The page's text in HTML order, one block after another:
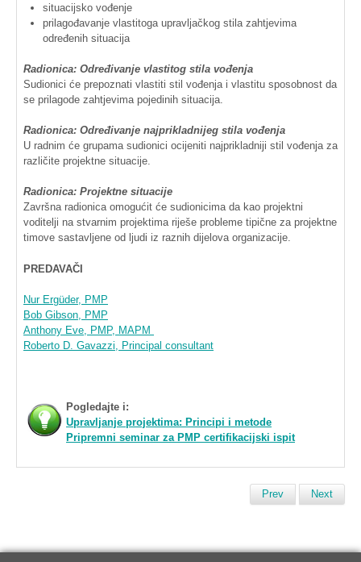
situacijsko vođenje
prilagođavanje vlastitoga upravljačkog stila zahtjevima
određenih situacija
Radionica: Određivanje vlastitog stila vođenja
Sudionici će prepoznati vlastiti stil vođenja i vlastitu sposobnost da
se prilagode zahtjevima pojedinih situacija
Radionica: Određivanje najprikladnijeg stila vođenja
U radnim će grupama sudionici ocijeniti najprikladniji stil vođenja za
različite projektne situacije.
Radionica: Projektne situacije
Završna radionica omogućit će sudionicima da kao projektni
voditelji na stvarnim projektima riješe probleme tipične za projektne
timove sastavljene od ljudi iz raznih dijelova organizacije.
PREDAVAČI
Nur Ergüder, PMP
Bob Gibson, PMP
Anthony Eve, PMP, MAPM
Roberto D. Gavazzi , Principal consultant
Pogledajte i:
Upravljanje projektima: Principi i metode
Pripremni seminar za PMP certifikacijski ispit
Prev Next